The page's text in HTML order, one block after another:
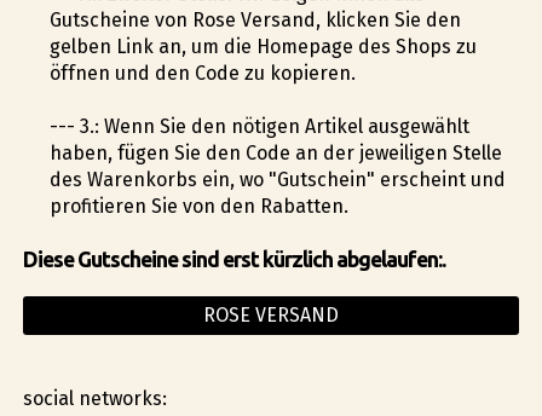
Gutscheine von Rose Versand, klicken Sie den
gelben Link an, um die Homepage des Shops zu
öffnen und den Code zu kopieren.
--- 3.: Wenn Sie den nötigen Artikel ausgewählt
haben, fügen Sie den Code an der jeweiligen Stelle
des Warenkorbs ein, wo "Gutschein" erscheint und
profitieren Sie von den Rabatten.
Diese Gutscheine sind erst kürzlich abgelaufen:.
ROSE VERSAND
social networks: